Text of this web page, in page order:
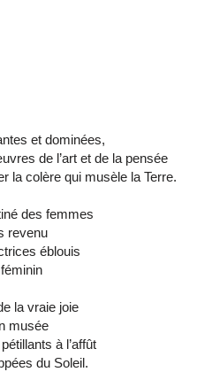
et dominées,
de l’art et de la pensée
la colère qui musèle la Terre.
des femmes
revenu
éblouis
la vraie joie
musée
à l’affût
du Soleil.